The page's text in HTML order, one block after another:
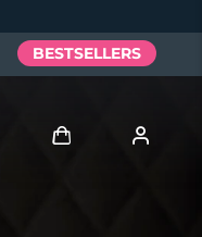
BESTSELLERS